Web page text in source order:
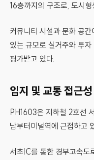
16층까지의 구조로, 도시
커뮤니티 시설과 문화 공
있는 규모로 실거주와 투
평가받고 있다.
입지 및 교통 접근성
PH1603은 지하철 2호선
남부터미널역에 근접하고
서초IC를 통한 경부고속도